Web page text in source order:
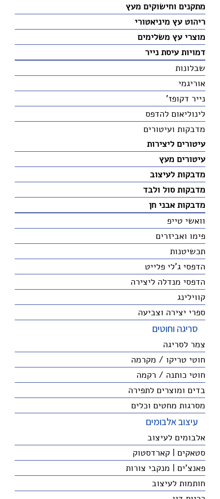
מתקנים וחישוקים מעץ
ריהוט עץ מיניאטורי
מוצרי עץ משלימים
דמויות עיסת נייר
שבלונות
אוריגמי
נייר דקופז'
לינוליאום להדפס
מדבקות ועיטורים
עיטורים ליצירות
עיטורים מעץ
מדבקות לעיצוב
מדבקות סול ולבד
מדבקות אבני חן
וואשי טייפ
פימו ואביזרים
תכשיטנות
הדפסי ג'לי פלייט
הדפסי מנדלה ליצירה
קווילינג
ספרי יצירה וצביעה
סריגה וחוטים
צמר לסריגה
חוטי טריקו / מקרמה
חוטי כותנה / רקמה
בדים ומוצרים לתפירה
מסרגות מחטים וכלים
עיצוב אלבומים
אלבומים לעיצוב
סטאקים | קארדסטוק
פאנצ'ים | מנקבי צורות
חותמות לעיצוב